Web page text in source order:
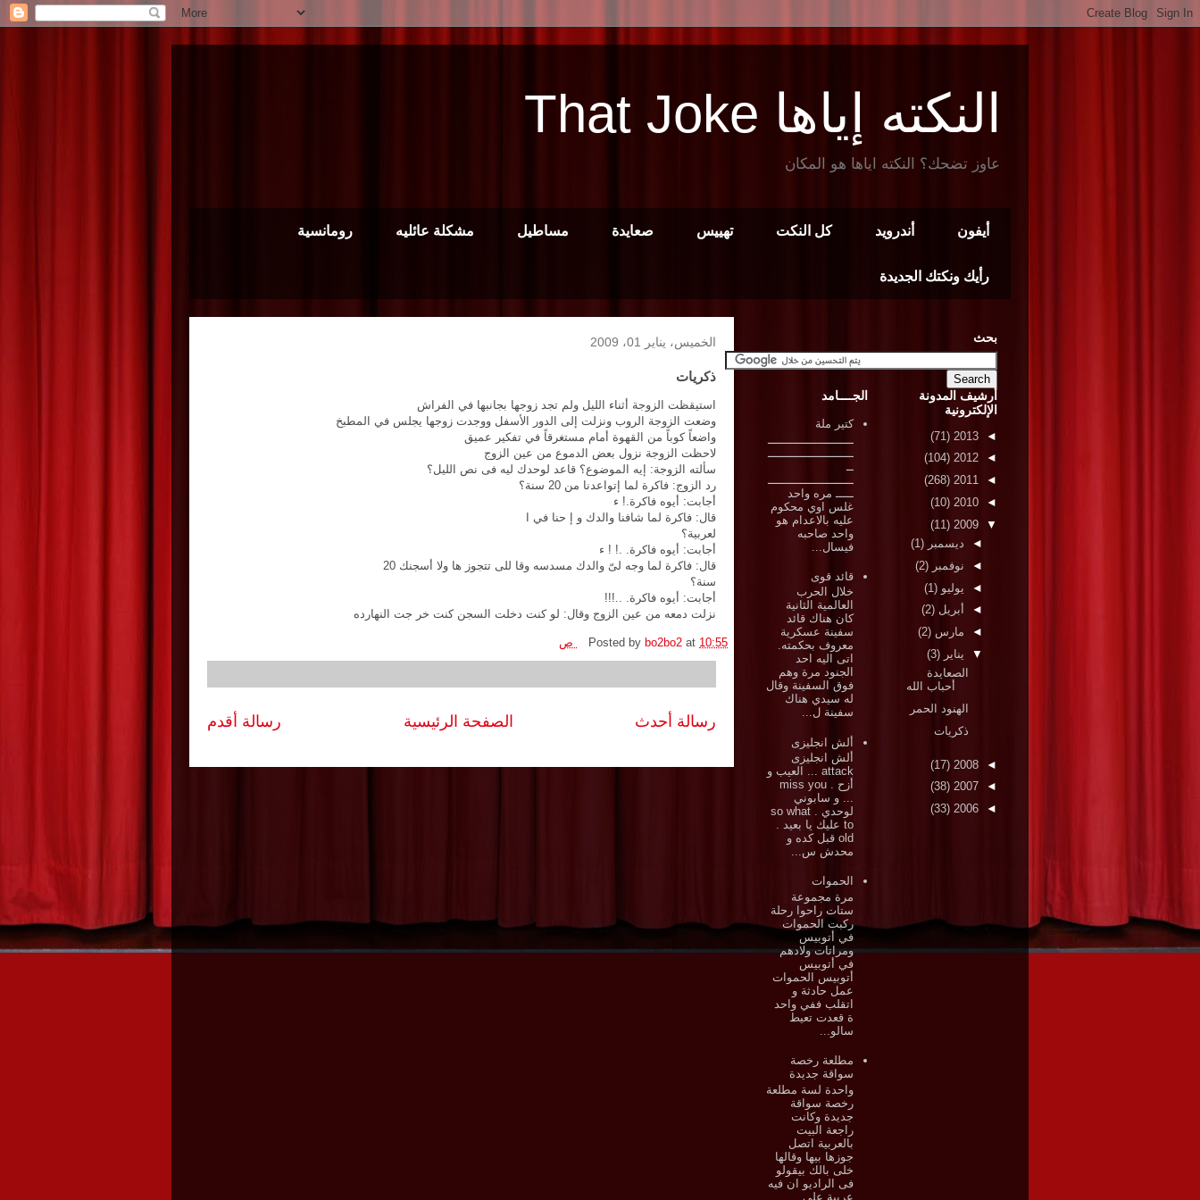
النكته إياها That Joke
عاوز تضحك؟ النكته اياها هو المكان
أيفون أندرويد كل النكت تهييس صعايدة مساطيل مشكلة عائليه رومانسية
رأيك ونكتك الجديدة
الخميس، يناير 01، 2009
ذكريات
استيقظت الزوجة أثناء الليل ولم تجد زوجها بجانبها في الفراش
وضعت الزوجة الروب ونزلت إلى الدور الأسفل ووجدت زوجها يجلس في المطبخ
واضعاً كوباً من القهوة أمام مستغرقاً في تفكير عميق
لاحظت الزوجة نزول بعض الدموع من عين الزوج
سألته الزوجة: إيه الموضوع؟ قاعد لوحدك ليه فى نص الليل؟
رد الزوج: فاكرة لما إتواعدنا من 20 سنة؟
أجابت: أيوه فاكرة.! ء
قال: فاكرة لما شافنا والدك و إ حنا في ا
لعربية؟
أجابت: أيوه فاكرة. .! ! ء
قال: فاكرة لما وجه لىّ والدك مسدسه وقا للى تتجوز ها ولا أسجنك 20
سنة؟
أجابت: أيوه فاكرة. ..!!!
نزلت دمعه من عين الزوج وقال: لو كنت دخلت السجن كنت خر جت النهارده
Posted by bo2bo2 at 10:55 ص
رسالة أحدث رسالة أقدم الصفحة الرئيسية
بحث
أرشيف المدونة
الإلكترونية
◄
2013
(71)
◄
2012
(104)
◄
2011
(268)
◄
2010
(10)
▼
2009
(11)
◄ ديسمبر (1)
◄ نوفمبر (2)
◄ يوليو (1)
◄
أبريل (2)
◄ مارس (2)
▼ يناير (3)
الصعايدة
أحباب الله
الهنود الحمر
ذكريات
◄
2008
(17)
◄
2007
(38)
◄
2006
(33)
الجــــامد
كتير ملة
ــــــــــــــــــــــــ
ــــــــــــــــــــــــ
ــ
ــــــــــــــــــــــــ
ـــــ مره واحد
غلس اوي محكوم
عليه بالاعدام هو
واحد صاحبه
فيسال...
قائد قوى
خلال الحرب
العالمية الثانية
كان هناك قائد
سفينة عسكرية
معروف بحكمته.
اتى اليه احد
الجنود مرة وهم
فوق السفينة وقال
له سيدي هناك
سفينة ل...
ألش انجليزى
ألش انجليزى
attack ... العيب و
أزح . miss you
... و سابوني
لوحدي . so what
to عليك يا بعيد .
old قبل كده و
محدش س...
الحموات
مرة مجموعة
ستات راحوا رحلة
ركبت الحموات
في أتوبيس
ومراتات ولادهم
في أتوبيس
أتوبيس الحموات
عمل حادثة و
اتقلب ففي واحد
ة قعدت تعيط
سالو...
مطلعة رخصة
سواقة جديدة
واحدة لسة مطلعة
رخصة سواقة
جديدة وكانت
راجعة البيت
بالعربية اتصل
جوزها بيها وقالها
خلى بالك بيقولو
فى الراديو ان فيه
عربية على